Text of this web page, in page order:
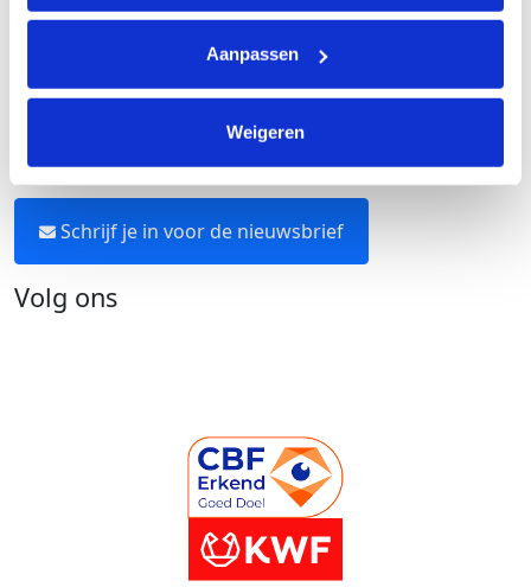
Aanpassen
Weigeren
Algemene voorwaarden
Over KWF Kankerbestrijding
Neem contact op
Blijf op de hoogte
Schrijf je in voor de nieuwsbrief
Volg ons